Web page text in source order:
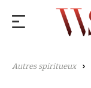
Autres spiritueux